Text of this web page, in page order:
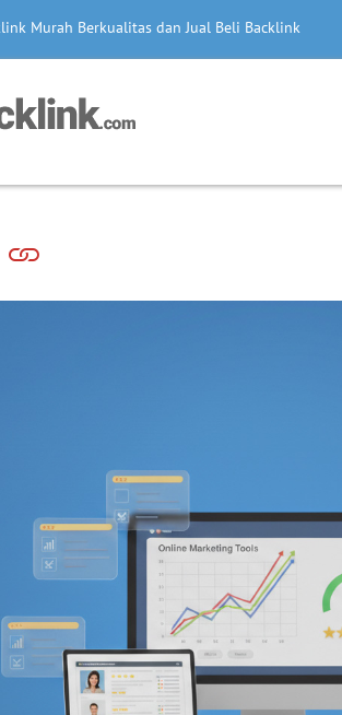
Murah Berkualitas dan Jual Beli Backlink